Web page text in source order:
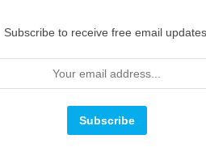
Subscribe to receive free email